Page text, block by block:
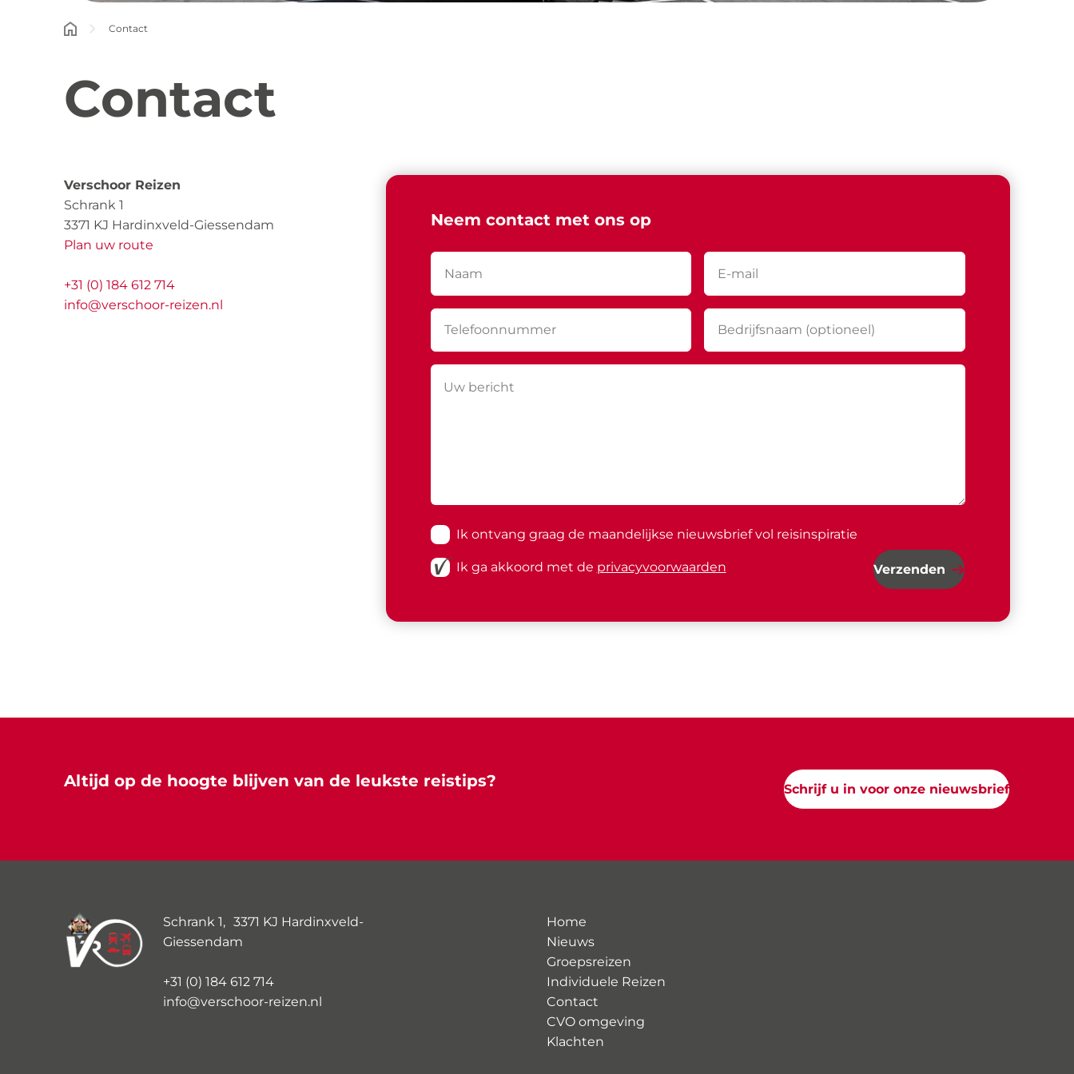
Contact
Contact
Verschoor Reizen
Schrank 1
3371 KJ Hardinxveld-Giessendam
Plan uw route
+31 (0) 184 612 714
info@verschoor-reizen.nl
Neem contact met ons op
Ik ontvang graag de maandelijkse nieuwsbrief vol reisinspiratie
Ik ga akkoord met de privacyvoorwaarden Verzenden
Altijd op de hoogte blijven van de leukste reistips? Schrijf u in voor onze nieuwsbrief
Schrank 1, 3371 KJ Hardinxveld-
Giessendam
+31 (0) 184 612 714
info@verschoor-reizen.nl
Home
Nieuws
Groepsreizen
Individuele Reizen
Contact
CVO omgeving
Klachten